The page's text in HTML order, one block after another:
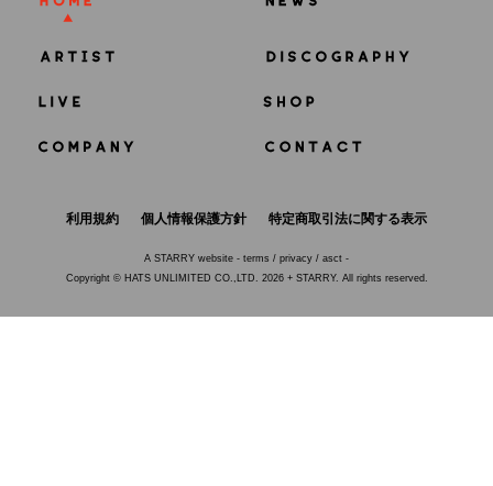
利用規約 個人情報保護方針 特定商取引法に関する表示
A STARRY website - terms / privacy / asct -
Copyright © HATS UNLIMITED CO.,LTD. 2026 + STARRY. All rights reserved.